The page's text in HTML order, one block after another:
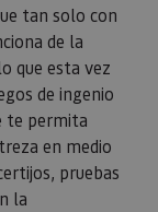
tan solo con
de la
que esta vez
de ingenio
te permita
en medio
pruebas
la